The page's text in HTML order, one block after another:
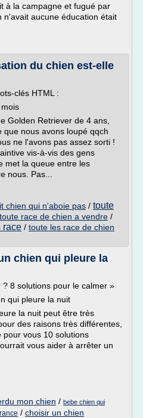
à la campagne et fugué par
n'avait aucune éducation était
du chien est-elle
clés HTML :
Golden Retriever de 4 ans,
nous avons loupé qqch
ne l'avons pas assez sorti !
vis-à-vis des gens
met la queue entre les
nous. Pas...
chien qui n'aboie pas / toute
toute race de chien a vendre /
race / toute les race de chien
chien qui pleure la
8 solutions pour le calmer »
qui pleure la nuit
la nuit peut être très
des raisons très différentes,
vous 10 solutions
vous aider à arrêter un
mon chien / bebe chien qui
/ choisir un chien